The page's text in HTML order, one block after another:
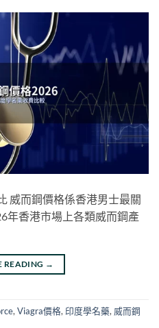
威而鋼價格係香港男士最關
年香港市場上各類威而鋼產
READING →
, Viagra價格, 印度學名藥, 威而鋼